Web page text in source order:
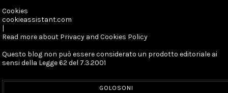
Cookies
cookieassistant.com
|
Read more about Privacy and Cookies Policy
Questo blog non può essere considerato un prodotto editoriale ai
sensi della Legge 62 del 7.3.2001
GOLOSONI